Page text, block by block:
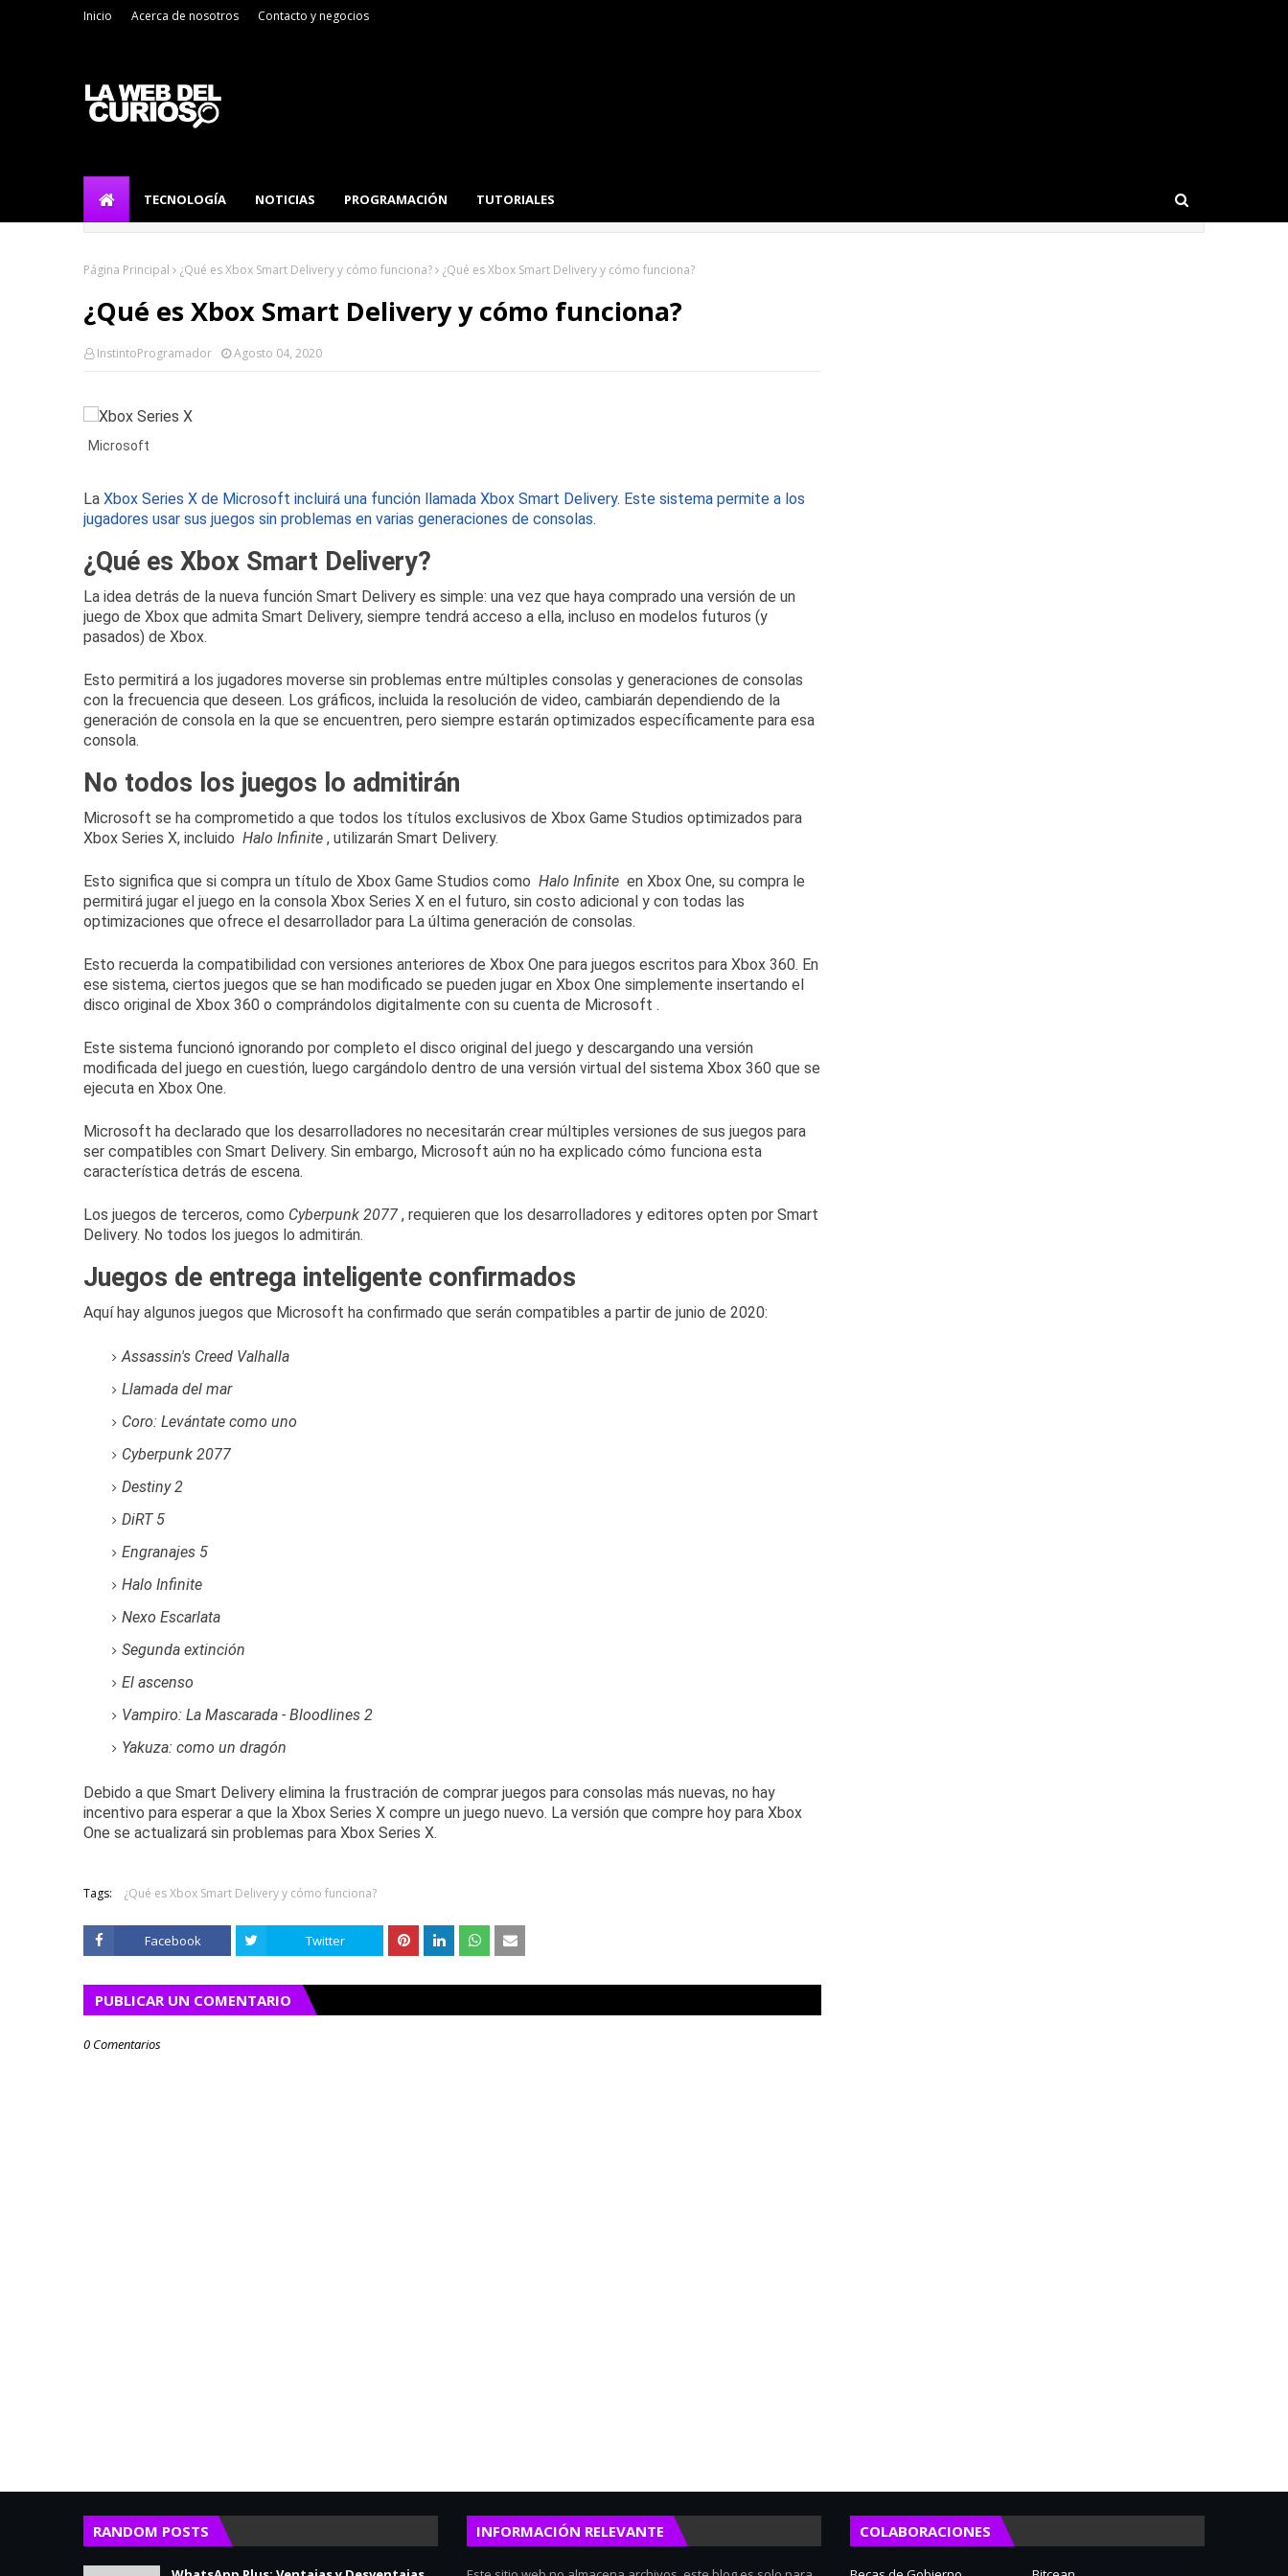
Inicio Acerca de nosotros Contacto y negocios
TECNOLOGÍA NOTICIAS PROGRAMACIÓN TUTORIALES
Página Principal ¿Qué es Xbox Smart Delivery y cómo funciona? ¿Qué es Xbox Smart Delivery y cómo funciona?
¿Qué es Xbox Smart Delivery y cómo funciona?
InstintoProgramador Agosto 04, 2020
Microsoft
La Xbox Series X de Microsoft incluirá una función llamada Xbox Smart Delivery. Este sistema permite a los
jugadores usar sus juegos sin problemas en varias generaciones de consolas.
¿Qué es Xbox Smart Delivery?
La idea detrás de la nueva función Smart Delivery es simple: una vez que haya comprado una versión de un
juego de Xbox que admita Smart Delivery, siempre tendrá acceso a ella, incluso en modelos futuros (y
pasados) de Xbox.
Esto permitirá a los jugadores moverse sin problemas entre múltiples consolas y generaciones de consolas
con la frecuencia que deseen. Los gráficos, incluida la resolución de video, cambiarán dependiendo de la
generación de consola en la que se encuentren, pero siempre estarán optimizados específicamente para esa
consola.
No todos los juegos lo admitirán
Microsoft se ha comprometido a que todos los títulos exclusivos de Xbox Game Studios optimizados para
Xbox Series X, incluido Halo Infinite , utilizarán Smart Delivery.
Esto significa que si compra un título de Xbox Game Studios como Halo Infinite en Xbox One, su compra le
permitirá jugar el juego en la consola Xbox Series X en el futuro, sin costo adicional y con todas las
optimizaciones que ofrece el desarrollador para La última generación de consolas.
Esto recuerda la compatibilidad con versiones anteriores de Xbox One para juegos escritos para Xbox 360. En
ese sistema, ciertos juegos que se han modificado se pueden jugar en Xbox One simplemente insertando el
disco original de Xbox 360 o comprándolos digitalmente con su cuenta de Microsoft .
Este sistema funcionó ignorando por completo el disco original del juego y descargando una versión
modificada del juego en cuestión, luego cargándolo dentro de una versión virtual del sistema Xbox 360 que se
ejecuta en Xbox One.
Microsoft ha declarado que los desarrolladores no necesitarán crear múltiples versiones de sus juegos para
ser compatibles con Smart Delivery. Sin embargo, Microsoft aún no ha explicado cómo funciona esta
característica detrás de escena.
Los juegos de terceros, como Cyberpunk 2077 , requieren que los desarrolladores y editores opten por Smart
Delivery. No todos los juegos lo admitirán.
Juegos de entrega inteligente confirmados
Aquí hay algunos juegos que Microsoft ha confirmado que serán compatibles a partir de junio de 2020:
Assassin's Creed Valhalla
Llamada del mar
Coro: Levántate como uno
Cyberpunk 2077
Destiny 2
DiRT 5
Engranajes 5
Halo Infinite
Nexo Escarlata
Segunda extinción
El ascenso
Vampiro: La Mascarada - Bloodlines 2
Yakuza: como un dragón
Debido a que Smart Delivery elimina la frustración de comprar juegos para consolas más nuevas, no hay
incentivo para esperar a que la Xbox Series X compre un juego nuevo. La versión que compre hoy para Xbox
One se actualizará sin problemas para Xbox Series X.
Tags: ¿Qué es Xbox Smart Delivery y cómo funciona?
Facebook Twitter
PUBLICAR UN COMENTARIO
0 Comentarios
RANDOM POSTS INFORMACIÓN RELEVANTE COLABORACIONES